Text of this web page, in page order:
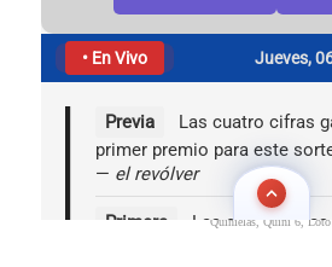
Quinielas, Quini 6, Loto